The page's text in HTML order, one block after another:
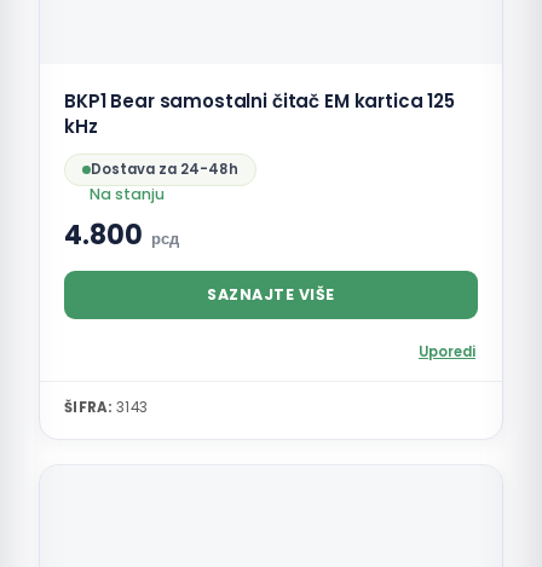
BKP1 Bear samostalni čitač EM kartica 125
kHz
Dostava za 24-48h
Na stanju
4.800 рсд
SAZNAJTE VIŠE
Uporedi
ŠIFRA: 3143